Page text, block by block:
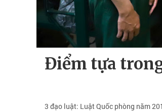
Điểm tựa
3 đạo luật: Luật Quốc phòng năm